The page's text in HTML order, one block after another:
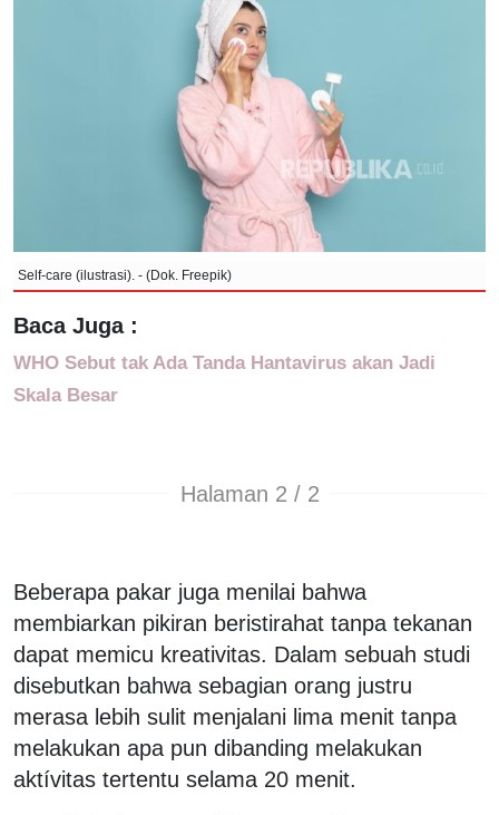
Self-care (ilustrasi). - (Dok. Freepik)
Baca Juga :
WHO Sebut tak Ada Tanda Hantavirus akan Jadi
Skala Besar
Halaman 2 / 2
Beberapa pakar juga menilai bahwa
membiarkan pikiran beristirahat tanpa tekanan
dapat memicu kreativitas. Dalam sebuah studi
disebutkan bahwa sebagian orang justru
merasa lebih sulit menjalani lima menit tanpa
melakukan apa pun dibanding melakukan
aktívitas tertentu selama 20 menit.